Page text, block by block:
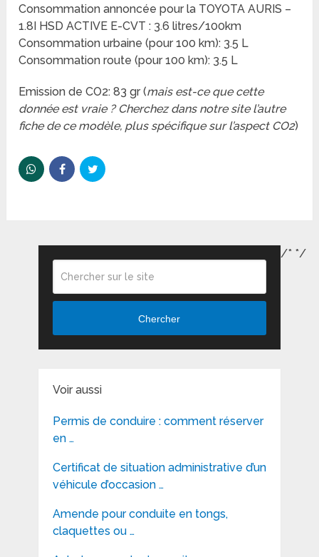
Consommation annoncée pour la TOYOTA AURIS –
1.8I HSD ACTIVE E-CVT : 3.6 litres/100km
Consommation urbaine (pour 100 km): 3.5 L
Consommation route (pour 100 km): 3.5 L
Emission de CO2: 83 gr (mais est-ce que cette
donnée est vraie ? Cherchez dans notre site l’autre
fiche de ce modèle, plus spécifique sur l’aspect CO2)
Chercher
Voir aussi
Permis de conduire : comment réserver
en …
Certificat de situation administrative d’un
véhicule d’occasion …
Amende pour conduite en tongs,
claquettes ou …
/* */